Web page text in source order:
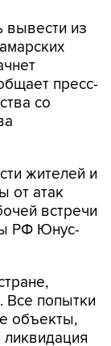
вывести из
пресс-
со
жителей и
от атак
встречи
РФ Юнус-
Все попытки
объекты,